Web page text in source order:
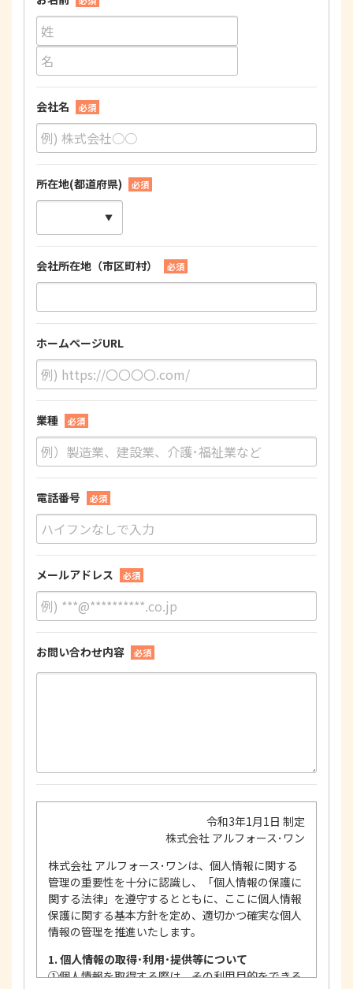
会社名 必須
所在地(都道府県) 必須
会社所在地（市区町村） 必須
ホームページURL
業種 必須
電話番号 必須
メールアドレス 必須
お問い合わせ内容 必須
令和3年1月1日 制定
株式会社 アルフォース･ワン
株式会社 アルフォース･ワンは、個人情報に関する
管理の重要性を十分に認識し、「個人情報の保護に
関する法律」を遵守するとともに、ここに個人情報
保護に関する基本方針を定め、適切かつ確実な個人
情報の管理を推進いたします。
1. 個人情報の取得･利用･提供等について
①個人情報を取得する際は、その利用目的をできる